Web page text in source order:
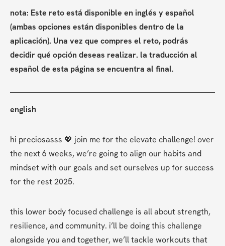
nota: Este reto está disponible en inglés y español
(ambas opciones están disponibles dentro de la
aplicación). Una vez que compres el reto, podrás
decidir qué opción deseas realizar. la traducción al
español de esta página se encuentra al final.
english
hi preciosasss 💖 join me for the elevate challenge! over
the next 6 weeks, we’re going to align our habits and
mindset with our goals and set ourselves up for success
for the rest 2025.
this lower body focused challenge is all about strength,
resilience, and community. i’ll be doing this challenge
alongside you and together, we’ll tackle workouts that